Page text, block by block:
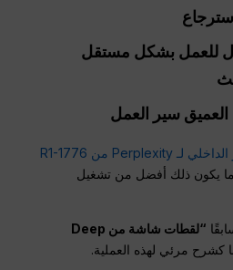
للعمل بشكل مستقل
العميقسير العمل
هذا هو السبب في أن الإصدار الداخلي لـ Perplexity من R1-1776
ما يكون ذلك أفضل من تشغيل
“لقطات شاشة من Deep
كشرح مرئي لهذه العملية.